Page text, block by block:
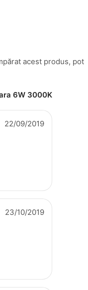
6W 3000K
22/09/2019
23/10/2019
acest produs, pot